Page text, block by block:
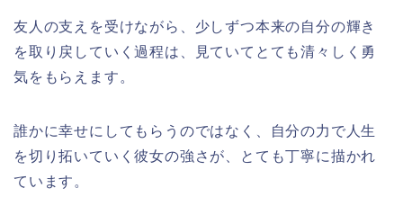
友人の支えを受けながら、少しずつ本来の自分の輝き
を取り戻していく過程は、見ていてとても清々しく勇
気をもらえます。
誰かに幸せにしてもらうのではなく、自分の力で人生
を切り拓いていく彼女の強さが、とても丁寧に描かれ
ています。